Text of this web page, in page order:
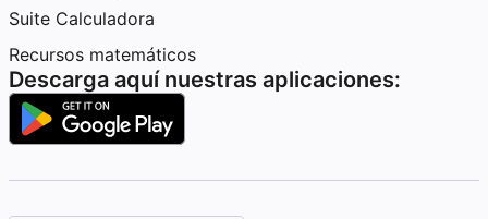
Suite Calculadora
Recursos matemáticos
Descarga aquí nuestras aplicaciones: